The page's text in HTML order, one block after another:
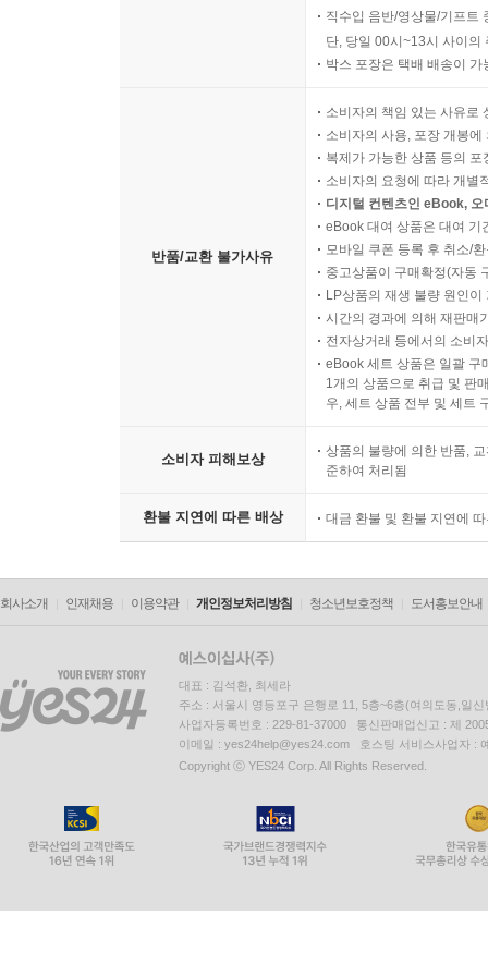
직수입 음반/영상물/기프트
단, 당일 00시~13시 사이의
박스 포장은 택배 배송이
반품/교환 불가사유
소비자의 책임 있는 사유로
소비자의 사용, 포장 개봉
복제가 가능한 상품 등의
소비자의 요청에 따라 개별
디지털 컨텐츠인 eBook,
eBook 대여 상품은 대여 기
모바일 쿠폰 등록 후 취소/
중고상품이 구매확정(자동
LP상품의 재생 불량 원인
시간의 경과에 의해 재판매
전자상거래 등에서의 소비
eBook 세트 상품은 일괄 구
1개의 상품으로 취급 및 판
우, 세트 상품 전부 및 세트
소비자 피해보상
상품의 불량에 의한 반품,
준하여 처리됨
환불 지연에 따른 배상 대금 환불 및 환불 지연에
회사소개 인재채용 이용약관 개인정보처리방침 청소년보호정책 도서홍보안내
대표 : 김석환, 최세라
주소 : 서울시 영등포구 은행로 11, 5층~6층(여의도동,일신
사업자등록번호 : 229-81-37000 통신판매업신고 : 제
이메일 : yes24help@yes24.com 호스팅 서비스사업자 :
Copyright ⓒ YES24 Corp. All Rights Reserved.